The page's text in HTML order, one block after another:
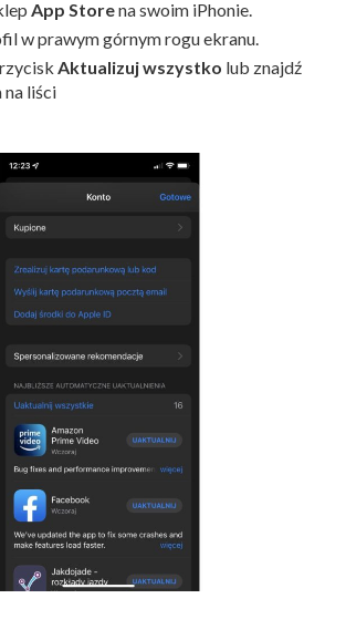
App Storena swoim iPhonie.
w prawym górnym rogu ekranu.
Aktualizuj wszystko lub znajdź
na liści